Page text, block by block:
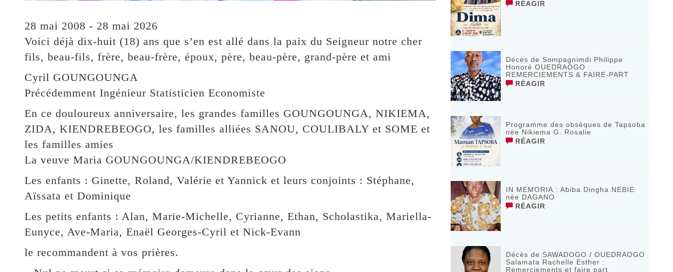
28 mai 2008 - 28 mai 2026
Voici déjà dix-huit (18) ans que s’en est allé dans la paix du Seigneur notre cher
fils, beau-fils, frère, beau-frère, époux, père, beau-père, grand-père et ami
Cyril GOUNGOUNGA
Précédemment Ingénieur Statisticien Economiste
En ce douloureux anniversaire, les grandes familles GOUNGOUNGA, NIKIEMA,
ZIDA, KIENDREBEOGO, les familles alliées SANOU, COULIBALY et SOME et
les familles amies
La veuve Maria GOUNGOUNGA/KIENDREBEOGO
Les enfants : Ginette, Roland, Valérie et Yannick et leurs conjoints : Stéphane,
Aïssata et Dominique
Les petits enfants : Alan, Marie-Michelle, Cyrianne, Ethan, Scholastika, Mariella-
Eunyce, Ave-Maria, Enaël Georges-Cyril et Nick-Evann
le recommandent à vos prières.
RÉAGIR
Décès de Sompagnimdi Philippe
Honoré OUEDRAOGO :
REMERCIEMENTS & FAIRE-PART
RÉAGIR
Programme des obsèques de Tapsoba
née Nikiema G. Rosalie
RÉAGIR
IN MEMORIA : Abiba Dingha NEBIE
née DAGANO
RÉAGIR
Décès de SAWADOGO / OUEDRAOGO
Salamata Rachelle Esther :
Remerciements et faire part